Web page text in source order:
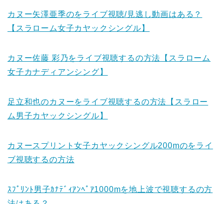
カヌー矢澤亜季のをライブ視聴/見逃し動画はある？
【スラローム女子カヤックシングル】
カヌー佐藤 彩乃をライブ視聴するの方法【スラローム
女子カナディアンシング】
足立和也のカヌーをライブ視聴するの方法【スラロー
ム男子カヤックシングル】
カヌースプリント女子カヤックシングル200mのをライ
ブ視聴するの方法
ｽﾌﾟﾘﾝﾄ男子ｶﾅﾃﾞｨｱﾝﾍﾟｱ1000mを地上波で視聴するの方